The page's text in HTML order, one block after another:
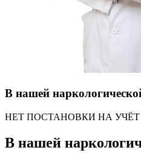
В нашей
НЕТ ПОСТАНОВКИ НА УЧЁТ
В нашей